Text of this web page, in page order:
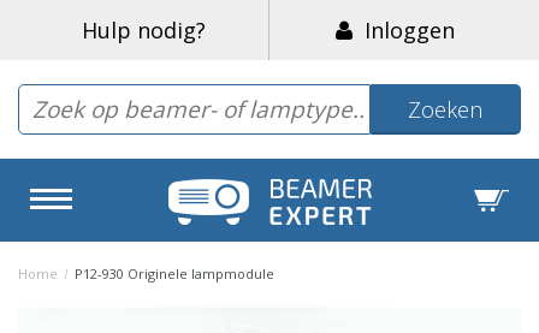
Hulp nodig? Inloggen
Zoeken
Home / P12-930 Originele lampmodule